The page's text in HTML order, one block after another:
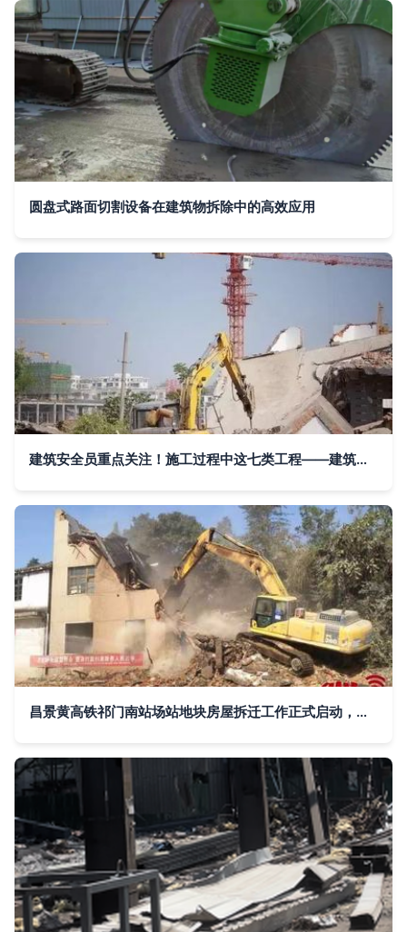
圆盘式路面切割设备在建筑物拆除中的高效应用
建筑安全员重点关注！施工过程中这七类工程——建筑物拆除作业
昌景黄高铁祁门南站场站地块房屋拆迁工作正式启动，建筑物拆除作业有序推进